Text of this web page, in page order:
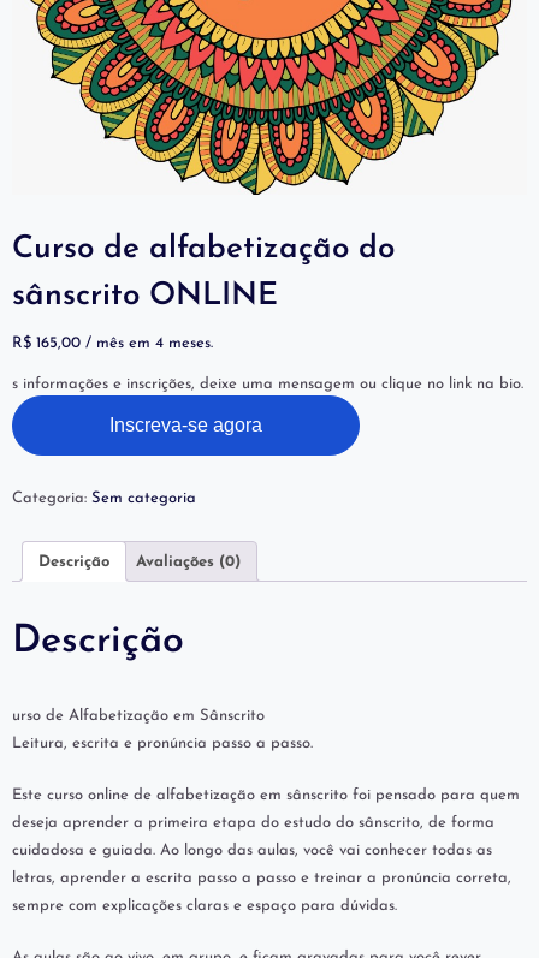
Curso de alfabetização do
sânscrito ONLINE
R$ 165,00 / mês em 4 meses.
s informações e inscrições, deixe uma mensagem ou clique no link na bio.
Inscreva-se agora
Categoria: Sem categoria
Descrição Avaliações (0)
Descrição
urso de Alfabetização em Sânscrito
Leitura, escrita e pronúncia passo a passo.
Este curso online de alfabetização em sânscrito foi pensado para quem
deseja aprender a primeira etapa do estudo do sânscrito, de forma
cuidadosa e guiada. Ao longo das aulas, você vai conhecer todas as
letras, aprender a escrita passo a passo e treinar a pronúncia correta,
sempre com explicações claras e espaço para dúvidas.